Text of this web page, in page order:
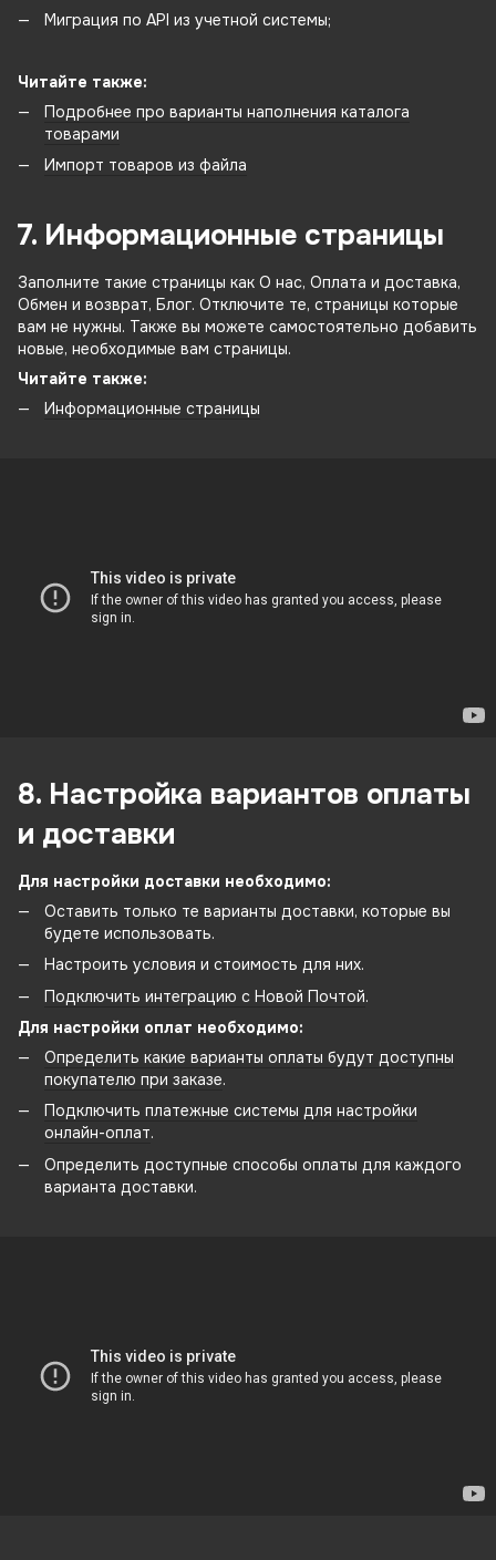
Миграция по API из учетной системы;
Читайте также:
Подробнее про варианты наполнения каталога
товарами
Импорт товаров из файла
7. Информационные страницы
Заполните такие страницы как О нас, Оплата и доставка,
Обмен и возврат, Блог. Отключите те, страницы которые
вам не нужны. Также вы можете самостоятельно добавить
новые, необходимые вам страницы.
Читайте также:
Информационные страницы
8. Настройка вариантов оплаты
и доставки
Для настройки доставки необходимо:
Оставить только те варианты доставки, которые вы
будете использовать.
Настроить условия и стоимость для них.
Подключить интеграцию с Новой Почтой.
Для настройки оплат необходимо:
Определить какие варианты оплаты будут доступны
покупателю при заказе.
Подключить платежные системы для настройки
онлайн-оплат.
Определить доступные способы оплаты для каждого
варианта доставки.